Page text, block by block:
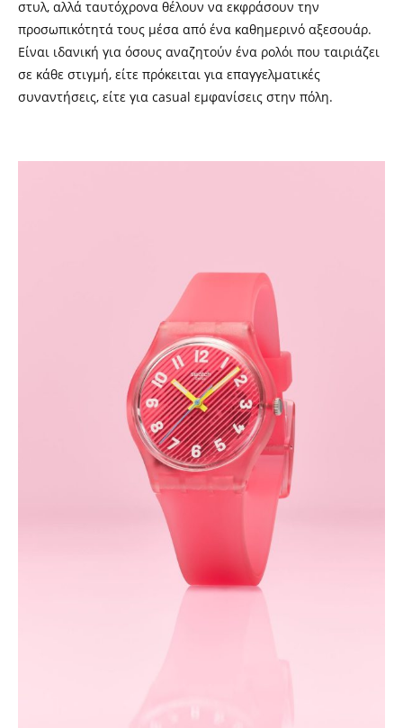
στυλ, αλλά ταυτόχρονα θέλουν να εκφράσουν την
προσωπικότητά τους μέσα από ένα καθημερινό αξεσουάρ.
Είναι ιδανική για όσους αναζητούν ένα ρολόι που ταιριάζει
σε κάθε στιγμή, είτε πρόκειται για επαγγελματικές
συναντήσεις, είτε για casual εμφανίσεις στην πόλη.